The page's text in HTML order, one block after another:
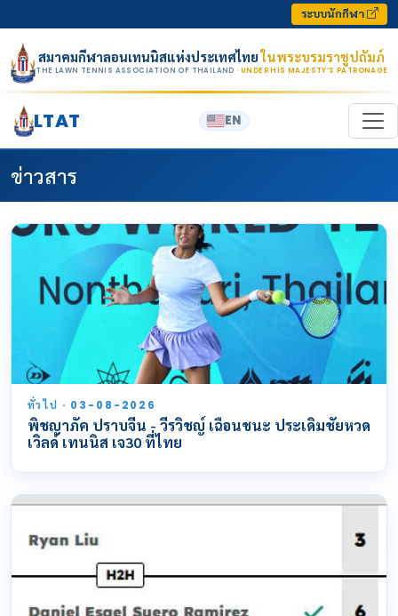
ระบบนักกีฬา
สมาคมกีฬาลอนเทนนิสแห่งประเทศไทยในพระบรมราชูปถัมภ์
THE LAWN TENNIS ASSOCIATION OF THAILAND · UNDER HIS MAJESTY’S PATRONAGE
LTAT EN
ข่าวสาร
ทั่วไป · 03-08-2026
พิชญาภัค ปราบจีน - วีรวิชญ์ เฉือนชนะ ประเดิมชัยหวด
เวิลด์ เทนนิส เจ30 ที่ไทย